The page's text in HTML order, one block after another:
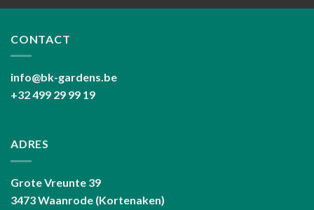
CONTACT
info@bk-gardens.be
+32 499 29 99 19
ADRES
Grote Vreunte 39
3473 Waanrode (Kortenaken)